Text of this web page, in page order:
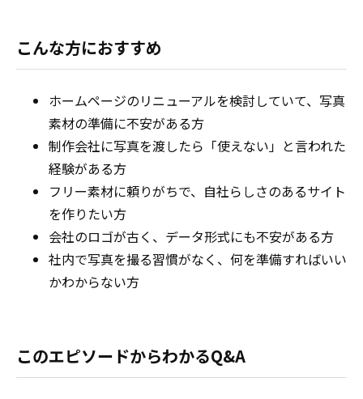
こんな方におすすめ
ホームページのリニューアルを検討していて、写真
素材の準備に不安がある方
制作会社に写真を渡したら「使えない」と言われた
経験がある方
フリー素材に頼りがちで、自社らしさのあるサイト
を作りたい方
会社のロゴが古く、データ形式にも不安がある方
社内で写真を撮る習慣がなく、何を準備すればいい
かわからない方
このエピソードからわかるQ&A